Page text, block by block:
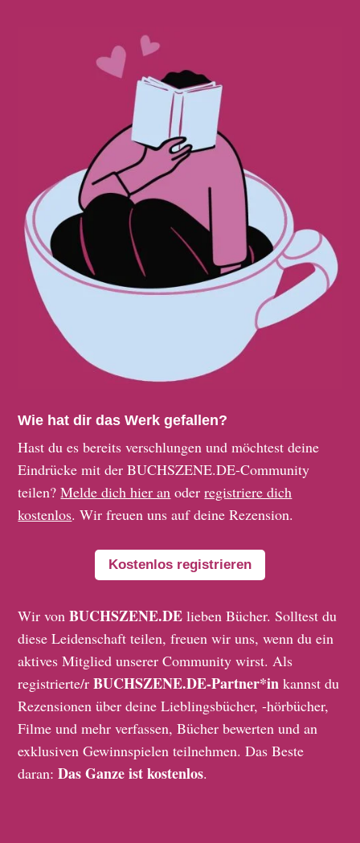
Wie hat dir das Werk gefallen?
Hast du es bereits verschlungen und möchtest deine
Eindrücke mit der BUCHSZENE.DE-Community
teilen?Melde dich hier an oderregistriere dich
kostenlos. Wir freuen uns auf deine Rezension.
Kostenlos registrieren
Wir vonBUCHSZENE.DE lieben Bücher. Solltest du
diese Leidenschaft teilen, freuen wir uns, wenn du ein
aktives Mitglied unserer Community wirst. Als
registrierte/rBUCHSZENE.DE-Partner*in kannst du
Rezensionen über deine Lieblingsbücher, -hörbücher,
Filme und mehr verfassen, Bücher bewerten und an
exklusiven Gewinnspielen teilnehmen. Das Beste
daran:Das Ganze ist kostenlos.